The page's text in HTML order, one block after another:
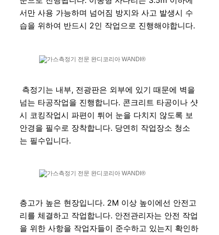
서만 사용 가능하며 넘어짐 방지와 사고 발생시 수
습을 위하여 반드시 2인 작업으로 진행해야합니다.
넘는 타공작업을 진행합니다. 콘크리트 타공이나 샷
시 코킹작업시 파편이 튀어 눈을 다치지 않도록 보
안경을 필수로 장착합니다. 당연히 작업장소 청소
는 필수입니다.
층고가 높은 현장입니다. 2M 이상 높이에선 안전고
리를 체결하고 작업합니다. 안전관리자는 안전 작업
을 위한 사항을 작업자들이 준수하고 있는지 확인하